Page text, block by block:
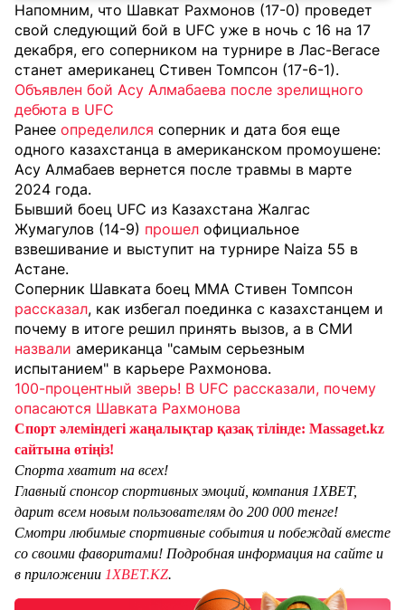
Напомним, что Шавкат Рахмонов (17-0) проведет
свой следующий бой в UFC уже в ночь с 16 на 17
декабря, его соперником на турнире в Лас-Вегасе
станет американец Стивен Томпсон (17-6-1).
Объявлен бой Асу Алмабаева после зрелищного
дебюта в UFC
Ранее определился соперник и дата боя еще
одного казахстанца в американском промоушене:
Асу Алмабаев вернется после травмы в марте
2024 года.
Бывший боец UFC из Казахстана Жалгас
Жумагулов (14-9) прошел официальное
взвешивание и выступит на турнире Naiza 55 в
Астане.
Соперник Шавката боец MMA Стивен Томпсон
рассказал, как избегал поединка с казахстанцем и
почему в итоге решил принять вызов, а в СМИ
назвали американца "самым серьезным
испытанием" в карьере Рахмонова.
100-процентный зверь! В UFC рассказали, почему
опасаются Шавката Рахмонова
Спорт әлеміндегі жаңалықтар қазақ тілінде: Massaget.kz
сайтына өтіңіз!
Спорта хватит на всех!
Главный спонсор спортивных эмоций, компания 1XBET,
дарит всем новым пользователям до 200 000 тенге!
Смотри любимые спортивные события и побеждай вместе
со своими фаворитами! Подробная информация на сайте и
в приложении 1XBET.KZ.